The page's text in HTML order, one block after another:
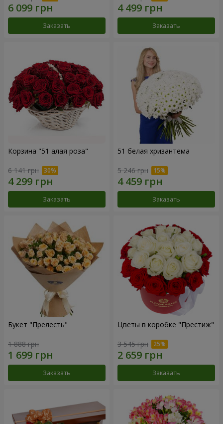
Заказать Заказать
Корзина "51 алая роза"
6 141 грн
Заказать
51 белая хризантема
5 246 грн
Заказать
Букет "Прелесть"
1 888 грн
Заказать
Цветы в коробке "Престиж"
3 545 грн
Заказать